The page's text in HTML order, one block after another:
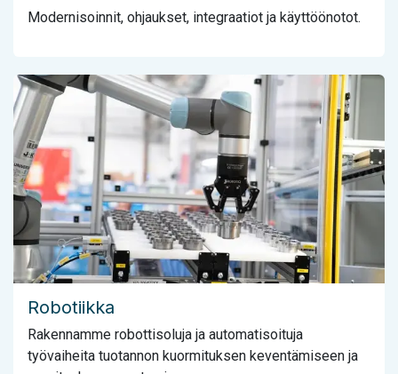
Modernisoinnit, ohjaukset, integraatiot ja käyttöönotot.
Ominaisuus kolme
Robotiikka
Rakennamme robottisoluja ja automatisoituja
työvaiheita tuotannon kuormituksen keventämiseen ja